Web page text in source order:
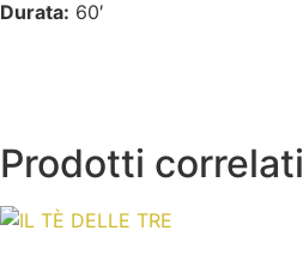
Durata: 60′
Prodotti correlati